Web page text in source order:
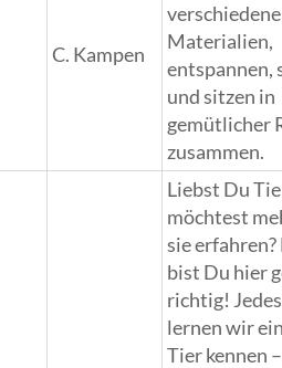
C. Kampen
verschiedene
Materialien,
entspannen,
und sitzen in
gemütlicher
zusammen.
Liebst Du
möchtest
sie
bist Du hier
richtig!
lernen wir
Tier kennen